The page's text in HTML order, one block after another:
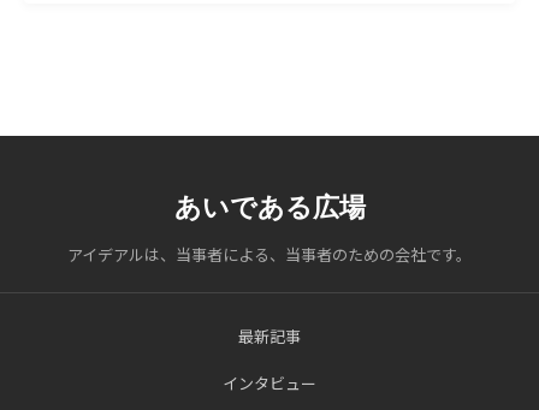
あいである広場
アイデアルは、当事者による、当事者のための会社です。
最新記事
インタビュー